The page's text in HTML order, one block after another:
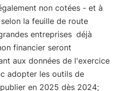
non cotées - et à
selon la feuille de route
entreprises déjà
financier seront
aux données de l'exercice
adopter les outils de
en 2025 dès 2024;